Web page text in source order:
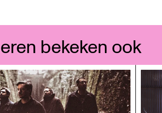
bekeken ook